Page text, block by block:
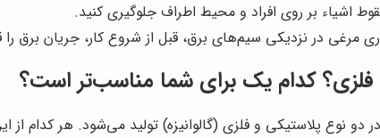
اشیاء بر روی افراد و محیط اطراف جلوگیری کنید.
در نزدیکی سیم‌های برق، قبل از شروع کار، جریان برق را
فلزی؟ کدام یک برای شما مناسب‌تر است؟
دو نوع پلاستیکی و فلزی (گالوانیزه) تولید می‌شود. هر کدام